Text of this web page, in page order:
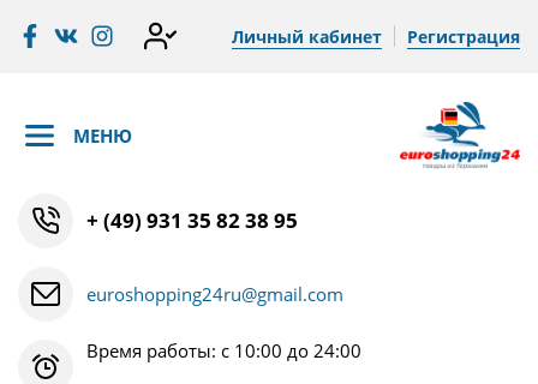
Личный кабинет Регистрация
МЕНЮ
+ (49) 931 35 82 38 95
euroshopping24ru@gmail.com
Время работы: с 10:00 до 24:00